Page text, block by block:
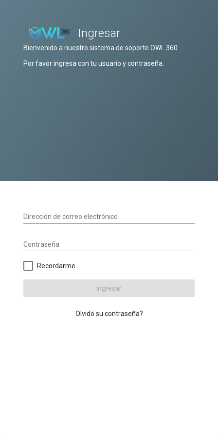
Ingresar
Bienvenido a nuestro sistema de soporte OWL 360
Por favor ingresa con tu usuario y contraseña.
Dirección de correo electrónico
Contraseña
Recordarme
Ingresar
Olvido su contraseña?